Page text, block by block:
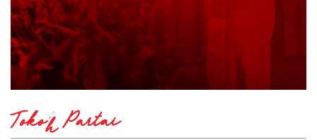
Tokoh Partai